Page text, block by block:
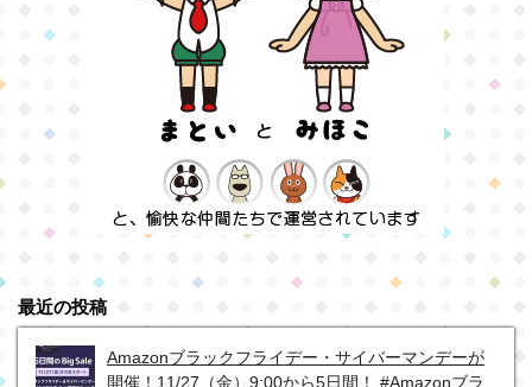
最近の投稿
Amazonブラックフライデー・サイバーマンデーが
開催！11/27（金）9:00から5日間！ #Amazonブラ